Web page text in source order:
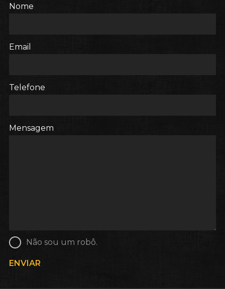
Nome
Email
Telefone
Mensagem
Não sou um robô.